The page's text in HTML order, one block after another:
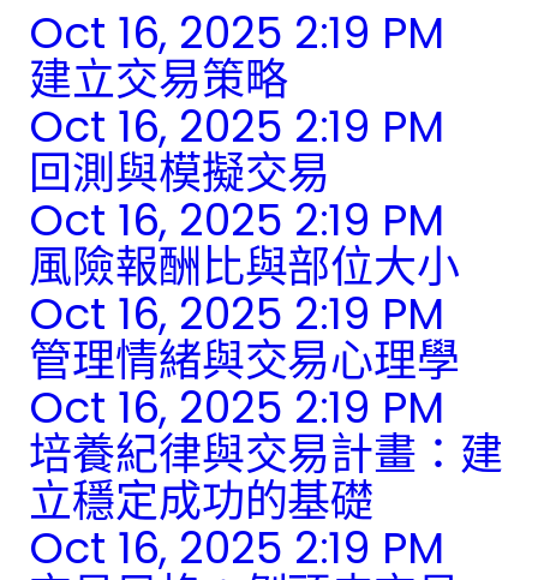
Oct 16, 2025 2:19 PM
建立交易策略
Oct 16, 2025 2:19 PM
回測與模擬交易
Oct 16, 2025 2:19 PM
風險報酬比與部位大小
Oct 16, 2025 2:19 PM
管理情緒與交易心理學
Oct 16, 2025 2:19 PM
培養紀律與交易計畫：建
立穩定成功的基礎
Oct 16, 2025 2:19 PM